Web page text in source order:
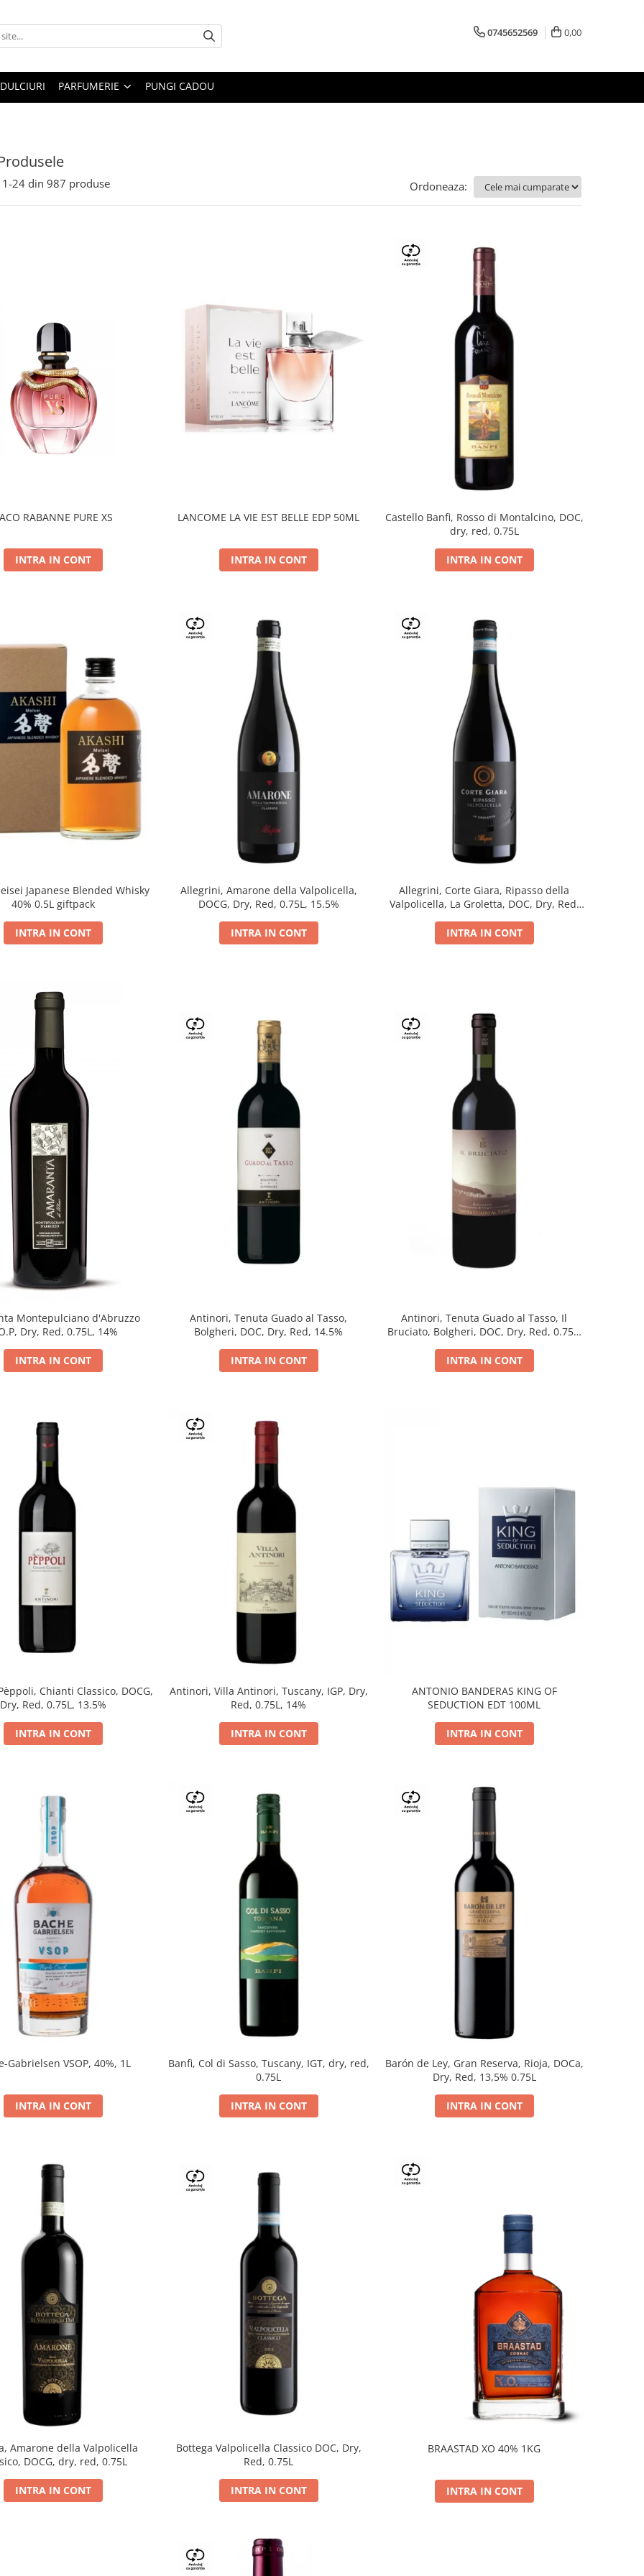
0745652569 0,00
DULCIURI PARFUMERIE PUNGI CADOU
1-24 din 987 produse Ordoneaza:
RABANNE PURE XS
INTRA IN CONT
LANCOME LA VIE EST BELLE EDP 50ML
INTRA IN CONT
Castello Banfi, Rosso di Montalcino, DOC,
dry, red, 0.75L
INTRA IN CONT
Japanese Blended Whisky
40% 0.5L giftpack
INTRA IN CONT
Allegrini, Amarone della Valpolicella,
DOCG, Dry, Red, 0.75L, 15.5%
INTRA IN CONT
Allegrini, Corte Giara, Ripasso della
Valpolicella, La Groletta, DOC, Dry, Red,
INTRA IN CONT
Montepulciano d'Abruzzo
Dry, Red, 0.75L, 14%
INTRA IN CONT
Antinori, Tenuta Guado al Tasso,
Bolgheri, DOC, Dry, Red, 14.5%
INTRA IN CONT
Antinori, Tenuta Guado al Tasso, Il
Bruciato, Bolgheri, DOC, Dry, Red, 0.75L,
INTRA IN CONT
Chianti Classico, DOCG,
Dry, Red, 0.75L, 13.5%
INTRA IN CONT
Antinori, Villa Antinori, Tuscany, IGP, Dry,
Red, 0.75L, 14%
INTRA IN CONT
ANTONIO BANDERAS KING OF
SEDUCTION EDT 100ML
INTRA IN CONT
Gabrielsen VSOP, 40%, 1L
INTRA IN CONT
Banfi, Col di Sasso, Tuscany, IGT, dry, red,
0.75L
INTRA IN CONT
Barón de Ley, Gran Reserva, Rioja, DOCa,
Dry, Red, 13,5% 0.75L
INTRA IN CONT
Amarone della Valpolicella
DOCG, dry, red, 0.75L
INTRA IN CONT
Bottega Valpolicella Classico DOC, Dry,
Red, 0.75L
INTRA IN CONT
BRAASTAD XO 40% 1KG
INTRA IN CONT